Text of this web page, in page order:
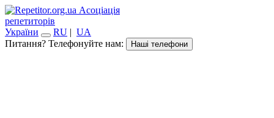
Асоціація
репетиторів
України
RU | UA
Питання? Телефонуйте нам:
Наші телефони